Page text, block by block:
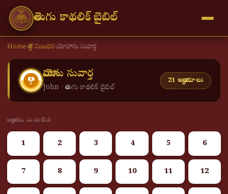
తెలుగు కాథలిక్ బైబిల్
Home›కొత్త నిబంధన›యోహాను సువార్త
యోహాను సువార్త
John · తెలుగు కాథలిక్ బైబిల్
21 అధ్యాయాలు
అధ్యాయం ఎంచుకోండి
1 2 3 4 5 6
7 8 9 10 11 12